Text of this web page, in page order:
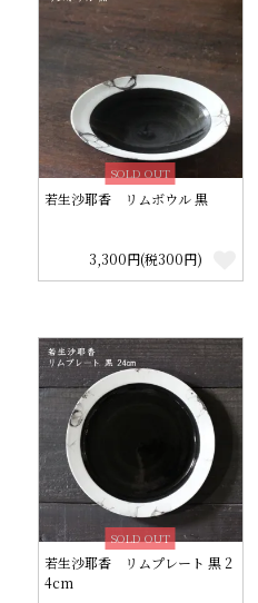
SOLD OUT
若生沙耶香 リムボウル 黒
3,300円(税300円)
SOLD OUT
若生沙耶香 リムプレート 黒 2
4cm